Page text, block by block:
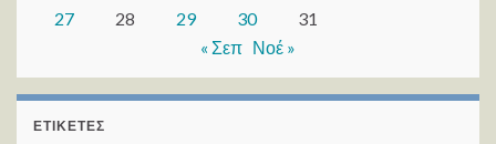
27
28 29 30
31
« Σεπ Νοέ »
ΕΤΙΚΈΤΕΣ